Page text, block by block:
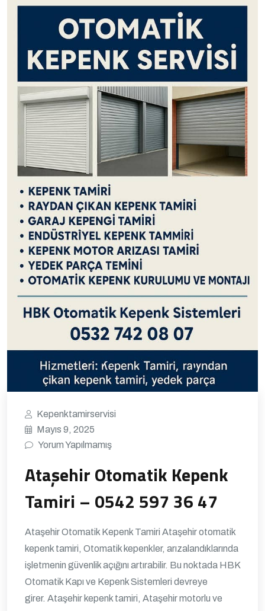
Kepenktamirservisi
Mayıs 9, 2025
Yorum Yapılmamış
Ataşehir Otomatik Kepenk
Tamiri – 0542 597 36 47
Ataşehir Otomatik Kepenk Tamiri Ataşehir otomatik
kepenk tamiri, Otomatik kepenkler, arızalandıklarında
işletmenin güvenlik açığını artırabilir. Bu noktada HBK
Otomatik Kapı ve Kepenk Sistemleri devreye
girer. Ataşehir kepenk tamiri, Ataşehir motorlu ve